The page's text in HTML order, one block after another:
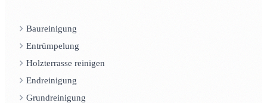
Baureinigung
Entrümpelung
Holzterrasse reinigen
Endreinigung
Grundreinigung